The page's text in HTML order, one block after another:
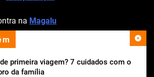
primeira viagem? 7 cuidados com o
da família
na Magalu
apoio institucional